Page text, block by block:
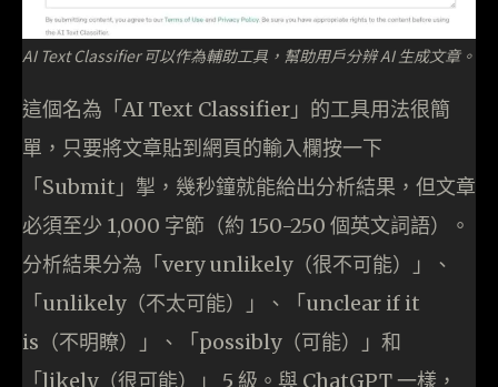
AI Text Classifier 可以作為輔助工具，幫助用戶分辨 AI 生成文章。
這個名為「AI Text Classifier」的工具用法很簡
單，只要將文章貼到網頁的輸入欄按一下
「Submit」掣，幾秒鐘就能給出分析結果，但文章
必須至少 1,000 字節（約 150-250 個英文詞語）。
分析結果分為「very unlikely（很不可能）」、
「unlikely（不太可能）」、「unclear if it
is（不明瞭）」、「possibly（可能）」和
「likely（很可能）」 5 級。與 ChatGPT 一樣，